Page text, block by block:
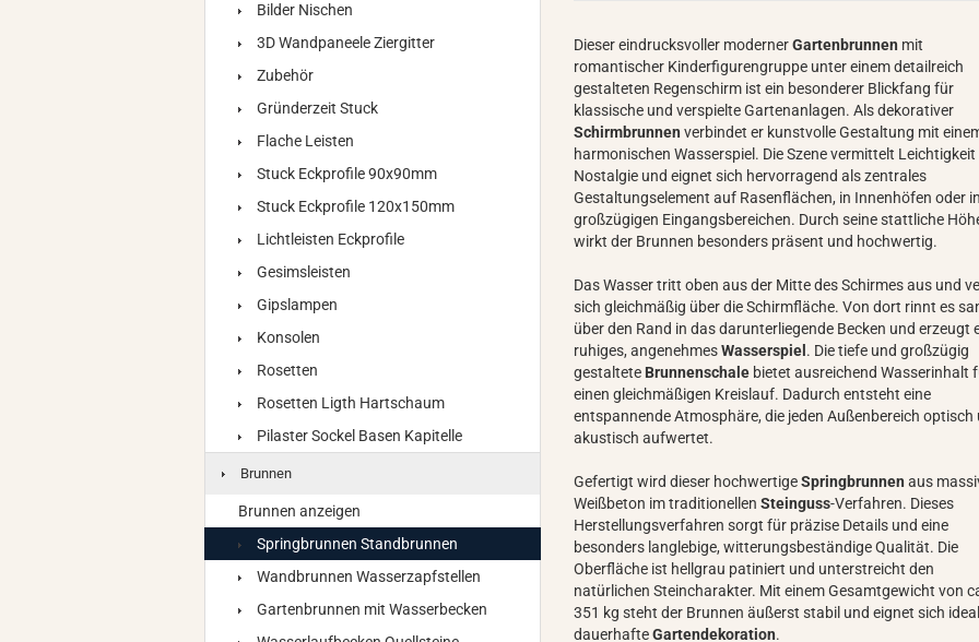
Dieser eindrucksvoller modernerGartenbrunnen mit
romantischer Kinderfigurengruppe unter einem detailreich
gestalteten Regenschirm ist ein besonderer Blickfang für
klassische und verspielte Gartenanlagen. Als dekorativer
Schirmbrunnen verbindet er kunstvolle Gestaltung mit
harmonischen Wasserspiel. Die Szene vermittelt
Nostalgie und eignet sich hervorragend als zentrales
Gestaltungselement auf Rasenflächen, in Innenhöfen oder
großzügigen Eingangsbereichen. Durch seine stattliche
wirkt der Brunnen besonders präsent und hochwertig.
Das Wasser tritt oben aus der Mitte des Schirmes aus und
sich gleichmäßig über die Schirmfläche. Von dort rinnt es
über den Rand in das darunterliegende Becken und erzeugt
ruhiges, angenehmesWasserspiel . Die tiefe und großzügig
gestaltete Brunnenschale bietet ausreichend Wasserinhalt
einen gleichmäßigen Kreislauf. Dadurch entsteht eine
entspannende Atmosphäre, die jeden Außenbereich optisch
akustisch aufwertet.
Gefertigt wird dieser hochwertigeSpringbrunnen aus
Weißbeton im traditionellenSteinguss-Verfahren. Dieses
Herstellungsverfahren sorgt für präzise Details und eine
besonders langlebige, witterungsbeständige Qualität. Die
Oberfläche ist hellgrau patiniert und unterstreicht den
natürlichen Steincharakter. Mit einem Gesamtgewicht von
351 kg steht der Brunnen äußerst stabil und eignet sich
dauerhafteGartendekoration.
Bilder Nischen
3D Wandpaneele Ziergitter
Zubehör
Gründerzeit Stuck
Flache Leisten
Stuck Eckprofile 90x90mm
Stuck Eckprofile 120x150mm
Lichtleisten Eckprofile
Gesimsleisten
Gipslampen
Konsolen
Rosetten
Rosetten Ligth Hartschaum
Pilaster Sockel Basen Kapitelle
Brunnen
Brunnen anzeigen
Springbrunnen Standbrunnen
Wandbrunnen Wasserzapfstellen
Gartenbrunnen mit Wasserbecken